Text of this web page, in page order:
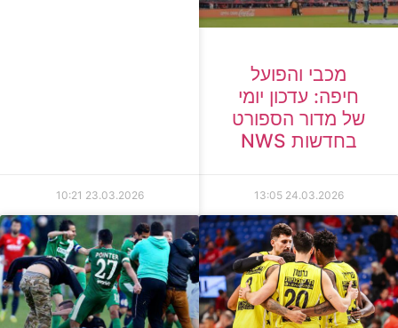
מכבי והפועל
חיפה: עדכון יומי
של מדור הספורט
בחדשות NWS
24.03.2026
13:05
23.03.2026
10:21